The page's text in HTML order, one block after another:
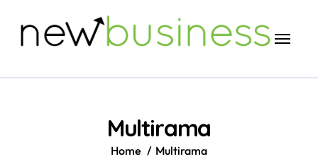
Multirama
Home Multirama